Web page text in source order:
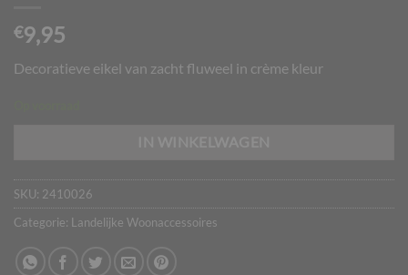
€9,95
Decoratieve eikel van zacht fluweel in crème kleur
SKU: 2410026
Categorie: Landelijke Woonaccessoires